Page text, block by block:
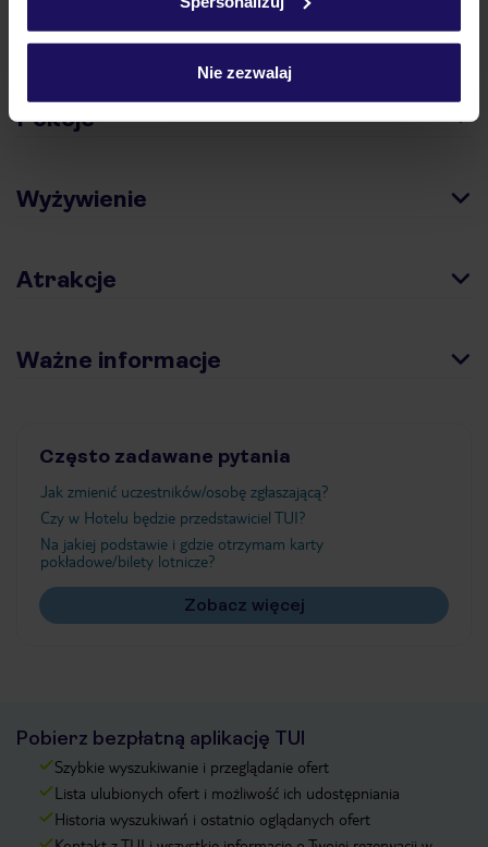
Nie zezwalaj
Hotel
Pokoje
Wyżywienie
Atrakcje
Ważne informacje
Często zadawane pytania
Jak zmienić uczestników/osobę zgłaszającą?
Czy w Hotelu będzie przedstawiciel TUI?
Na jakiej podstawie i gdzie otrzymam karty
pokładowe/bilety lotnicze?
Zobacz więcej
Pobierz bezpłatną aplikację TUI
Szybkie wyszukiwanie i przeglądanie ofert
Lista ulubionych ofert i możliwość ich udostępniania
Historia wyszukiwań i ostatnio oglądanych ofert